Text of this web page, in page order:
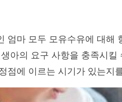
엄마 모두 모유수유에 대해
아의 요구 사항을 충족시킬
점에 이르는 시기가 있는지